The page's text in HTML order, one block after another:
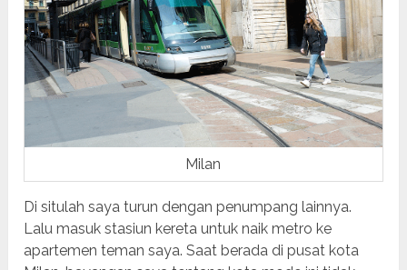
Milan
Di situlah saya turun dengan penumpang lainnya.
Lalu masuk stasiun kereta untuk naik metro ke
apartemen teman saya. Saat berada di pusat kota